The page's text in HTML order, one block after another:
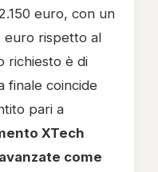
euro, con un
euro rispetto al
richiesto è di
finale coincide
pari a
XTech
come